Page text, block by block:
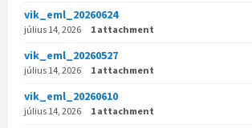
vik_eml_20260624
július 14, 2026 1 attachment
vik_eml_20260527
július 14, 2026 1 attachment
vik_eml_20260610
július 14, 2026 1 attachment